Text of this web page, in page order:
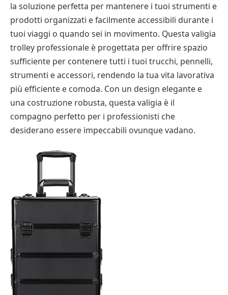
la soluzione perfetta per mantenere i tuoi strumenti e
prodotti organizzati e facilmente accessibili durante i
tuoi viaggi o quando sei in movimento. Questa valigia
trolley professionale è progettata per offrire spazio
sufficiente per contenere tutti i tuoi trucchi, pennelli,
strumenti e accessori, rendendo la tua vita lavorativa
più efficiente e comoda. Con un design elegante e
una costruzione robusta, questa valigia è il
compagno perfetto per i professionisti che
desiderano essere impeccabili ovunque vadano.